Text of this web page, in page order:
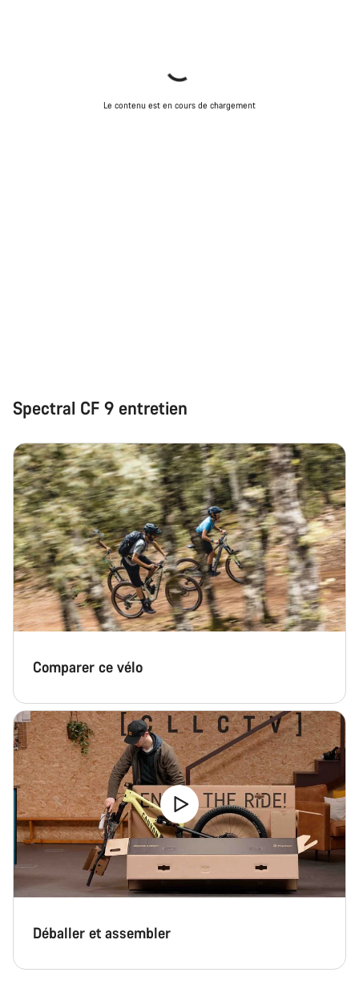
Le contenu est en cours de chargement
Spectral CF 9 entretien
Comparer ce vélo
Déballer et assembler